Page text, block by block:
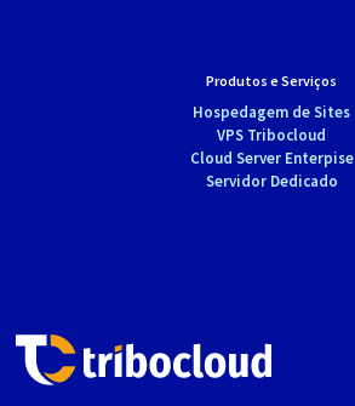
Peça um servidor dedicado
Renove suas soluções
Crie a sua conta aqui
Produtos e Serviços
Hospedagem de Sites
VPS Tribocloud
Cloud Server Enterpise
Servidor Dedicado